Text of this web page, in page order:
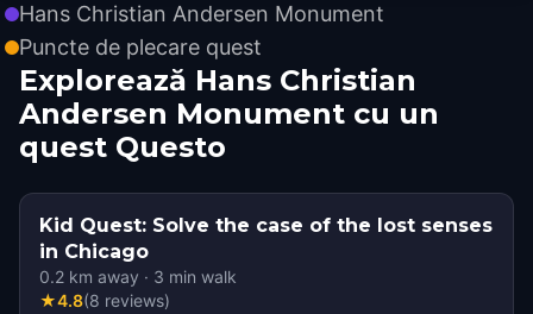
Hans Christian Andersen Monument
Puncte de plecare quest
Explorează Hans Christian
Andersen Monument cu un
quest Questo
Kid Quest: Solve the case of the lost senses
in Chicago
0.2 km away · 3 min walk
★4.8(8 reviews)